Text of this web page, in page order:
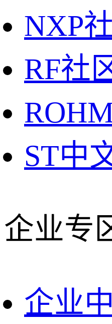
NXP
RF社
ST中
企业专
企业